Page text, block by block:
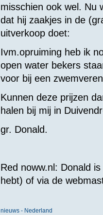
misschien ook wel. Nu
dat hij zaakjes in de
uitverkoop doet:
Ivm.opruiming heb ik
open water bekers
voor bij een
Kunnen deze prijzen
halen bij mij in
gr. Donald.
Red noww.nl: Donald
hebt) of via de
nieuws - Nederland